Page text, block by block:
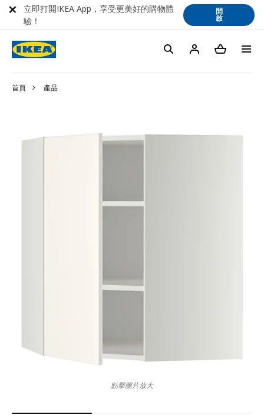
首頁 產品
點擊圖片放大
立即打開IKEA App，享受更美好的購物體
驗！
開
啟